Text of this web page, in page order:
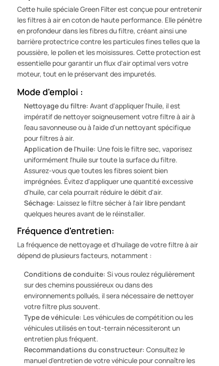
Cette huile spéciale Green Filter est conçue pour entretenir
les filtres à air en coton de haute performance. Elle pénètre
en profondeur dans les fibres du filtre, créant ainsi une
barrière protectrice contre les particules fines telles que la
poussière, le pollen et les moisissures. Cette protection est
essentielle pour garantir un flux d'air optimal vers votre
moteur, tout en le préservant des impuretés.
Mode d'emploi :
Nettoyage du filtre: Avant d'appliquer l'huile, il est
impératif de nettoyer soigneusement votre filtre à air à
l'eau savonneuse ou à l'aide d'un nettoyant spécifique
pour filtres à air.
Application de l'huile: Une fois le filtre sec, vaporisez
uniformément l'huile sur toute la surface du filtre.
Assurez-vous que toutes les fibres soient bien
imprégnées. Évitez d'appliquer une quantité excessive
d'huile, car cela pourrait réduire le débit d'air.
Séchage: Laissez le filtre sécher à l'air libre pendant
quelques heures avant de le réinstaller.
Fréquence d'entretien:
La fréquence de nettoyage et d'huilage de votre filtre à air
dépend de plusieurs facteurs, notamment :
Conditions de conduite: Si vous roulez régulièrement
sur des chemins poussiéreux ou dans des
environnements pollués, il sera nécessaire de nettoyer
votre filtre plus souvent.
Type de véhicule: Les véhicules de compétition ou les
véhicules utilisés en tout-terrain nécessiteront un
entretien plus fréquent.
Recommandations du constructeur: Consultez le
manuel d'entretien de votre véhicule pour connaître les